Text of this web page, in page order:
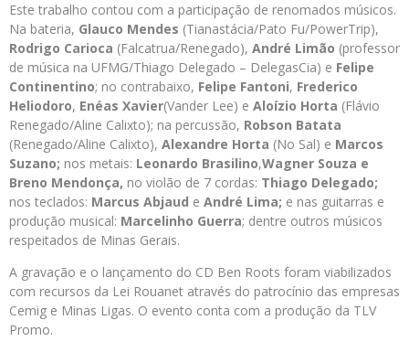
Este trabalho contou com a participação de renomados músicos.
Na bateria, Glauco Mendes (Tianastácia/Pato Fu/PowerTrip),
Rodrigo Carioca (Falcatrua/Renegado), André Limão (professor
de música na UFMG/Thiago Delegado – DelegasCia) e Felipe
Continentino; no contrabaixo, Felipe Fantoni, Frederico
Heliodoro, Enéas Xavier(Vander Lee) e Aloízio Horta (Flávio
Renegado/Aline Calixto); na percussão, Robson Batata
(Renegado/Aline Calixto), Alexandre Horta (No Sal) e Marcos
Suzano; nos metais: Leonardo Brasilino,Wagner Souza e
Breno Mendonça, no violão de 7 cordas: Thiago Delegado;
nos teclados: Marcus Abjaud e André Lima; e nas guitarras e
produção musical: Marcelinho Guerra; dentre outros músicos
respeitados de Minas Gerais.
A gravação e o lançamento do CD Ben Roots foram viabilizados
com recursos da Lei Rouanet através do patrocínio das empresas
Cemig e Minas Ligas. O evento conta com a produção da TLV
Promo.